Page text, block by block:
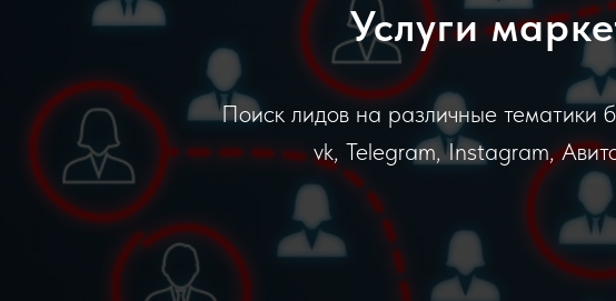
Услуги
Поиск лидов на различные тематики
vk, Telegram, Instagram,